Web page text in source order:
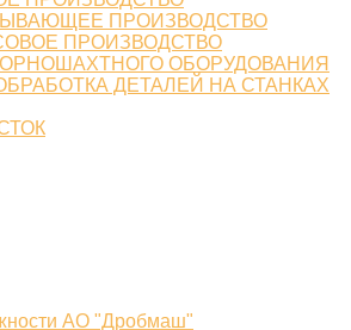
ПРОИЗВОДСТВО
ПРОИЗВОДСТВО
ОБОРУДОВАНИЯ
ДЕТАЛЕЙ НА СТАНКАХ
АО "Дробмаш"